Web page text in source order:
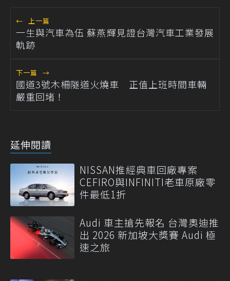
← 上一篇
一生與汽車為伍 蘇燕輝見證台灣汽車工業發展
軌跡
下一篇 →
國道3號木柵隧道火燒車 正值上班時間車輛
嚴重回堵！
延伸閱讀
NISSAN推經典車回廠專案
CEFIRO與INFINITI老車原廠零
件最低1折
Audi 車主搶先報名 台灣奧迪推
出 2026 新加坡大獎賽 Audi 極
速之旅